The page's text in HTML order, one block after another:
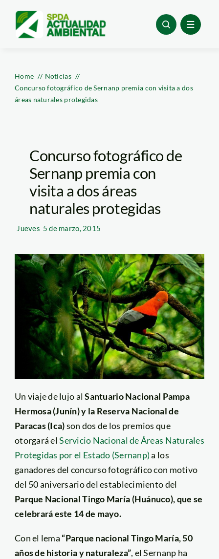
content
Home
Noticias
Concurso fotográfico de Sernanp premia con visita a dos
áreas naturales protegidas
Concurso fotográfico de
Sernanp premia con
visita a dos áreas
naturales protegidas
Jueves 5 de marzo, 2015
Un viaje de lujo alSantuario Nacional Pampa
Hermosa (Junín) y la Reserva Nacional de
Paracas (Ica)son dos de los premios que
otorgará elServicio Nacional de Áreas Naturales
Protegidas por el Estado (Sernanp)a los
ganadores del concurso fotográfico con motivo
del 50 aniversario del establecimiento del
Parque Nacional Tingo María (Huánuco), que se
celebrará este 14 de mayo.
Con el lema “Parque nacional Tingo María, 50
años de historia y naturaleza”, el Sernanp ha